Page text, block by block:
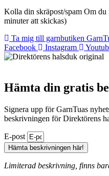
Kolla din skräpost/spam Om
minuter att skickas)
Ta mig till garnbutiken
Facebook
Instagram
Hämta din gratis
Signera upp för GarnTuas
beskrivningen för Direktörens
E-post
Hämta beskrivningen här!
Limiterad beskrivning, finns